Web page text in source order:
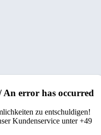
An error has occurred
zu entschuldigen!
Kundenservice unter +49